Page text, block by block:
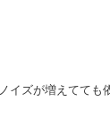
が増えてても